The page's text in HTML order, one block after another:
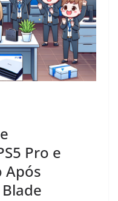
Pro e
Após